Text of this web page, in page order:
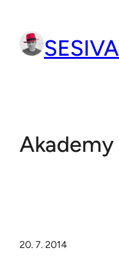
obsah
Akademy
20. 7. 2014